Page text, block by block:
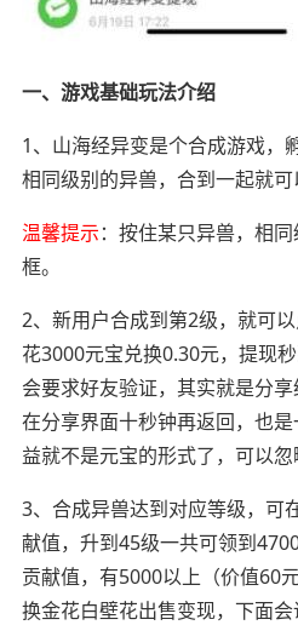
一、游戏基础玩法介绍
1、山海经异变是个合成游戏，
相同级别的异兽，合到一起就可
温馨提示：按住某只异兽，相
框。
2、新用户合成到第2级，就可
花3000元宝兑换0.30元，提现
会要求好友验证，其实就是分
在分享界面十秒钟再返回，也
益就不是元宝的形式了，可以忽
3、合成异兽达到对应等级，可
献值，升到45级一共可领到
贡献值，有5000以上（价值60
换金花白壁花出售变现，下面会